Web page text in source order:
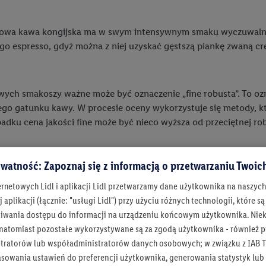
kawa kongijska ma w swym intensywnym smaku
espresso, gdyż można z niej uzyskać gęstszą piankę zwaną
smakoszy ważne może być oznaczenie „fine robusta”. To
gatunku kawy. W procesie oceny wykorzystuje się metody,
cena jakości fine może być nieco wyższa od przeciętnej
Jak
tego,
Osoby
Zapoznaj się z informacją o przetwarzaniu
Lidl i aplikacji Lidl przetwarzamy dane użytkownika na
aplikacji (łącznie: "usługi Lidl") przy użyciu różnych technologii, które
dostępu do informacji na urządzeniu końcowym użytkownika.
pozostałe wykorzystywane są za zgodą użytkownika - również
lub współadministratorów danych osobowych; w związku z IAB
ustawień do preferencji użytkownika, generowania statystyk